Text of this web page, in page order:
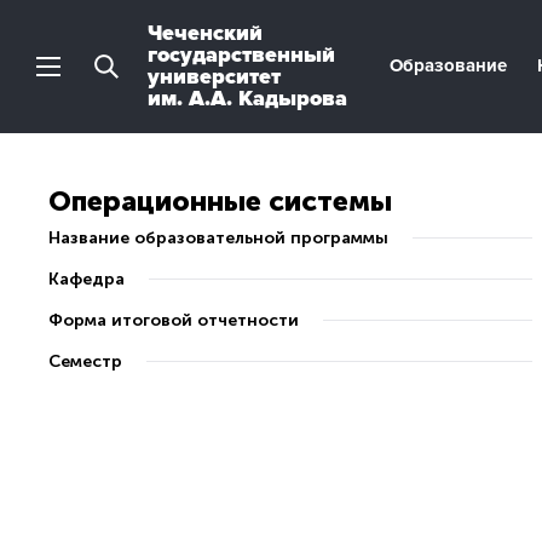
Чеченский
государственный
университет
им. А.А. Кадырова
Образование
Операционные системы
Название образовательной программы
Кафедра
Форма итоговой отчетности
Семестр